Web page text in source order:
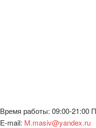
Время работы: 09:00-21:00
E-mail: M.masiv@yandex.ru